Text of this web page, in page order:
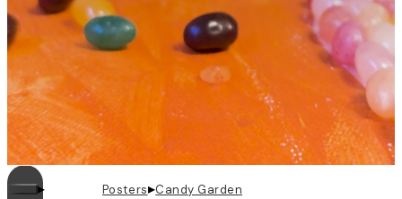
▸ Posters▸Candy Garden